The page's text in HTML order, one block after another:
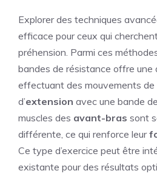
Explorer des techniques
efficace pour ceux qui
préhension. Parmi ces
bandes de résistance offre une
effectuant des mouvements de
d’extension avec une bande
muscles des avant-bras sont
différente, ce qui renforce leur
Ce type d’exercice peut être
existante pour des résultats